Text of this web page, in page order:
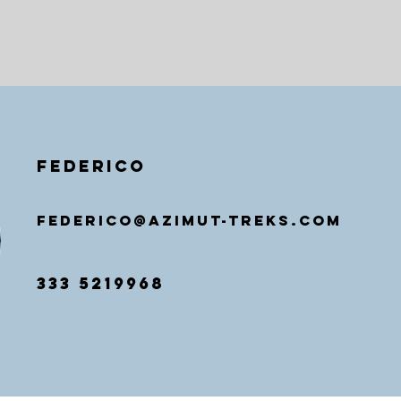
federico
federico@AZIMUT-TREKS.COM
333 5219968